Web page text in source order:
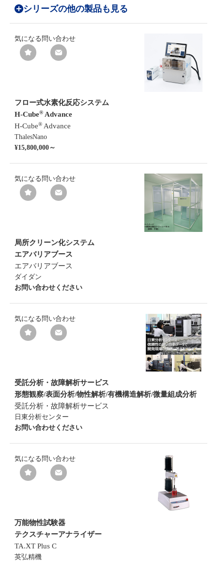
シリーズの他の製品も見る
気になる 問い合わせ
フロー式水素化反応システム
H-Cube® Advance
H-Cube® Advance
ThalesNano
¥15,800,000～
気になる 問い合わせ
局所クリーン化システム
エアバリアブース
エアバリアブース
ダイダン
お問い合わせください
気になる 問い合わせ
受託分析・故障解析サービス
形態観察/表面分析/物性解析/有機構造解析/微量組成分析
受託分析・故障解析サービス
日東分析センター
お問い合わせください
気になる 問い合わせ
万能物性試験器
テクスチャーアナライザー
TA.XT Plus C
英弘精機